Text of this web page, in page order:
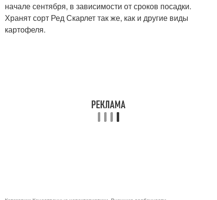
начале сентября, в зависимости от сроков посадки.
Хранят сорт Ред Скарлет так же, как и другие виды
картофеля.